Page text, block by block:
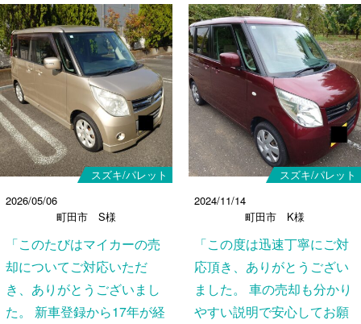
スズキ/パレット
2026/05/06
町田市 S様
「このたびはマイカーの売
却についてご対応いただ
き、ありがとうございまし
た。 新車登録から17年が経
スズキ/パレット
2024/11/14
町田市 K様
「この度は迅速丁寧にご対
応頂き、ありがとうござい
ました。 車の売却も分かり
やすい説明で安心してお願